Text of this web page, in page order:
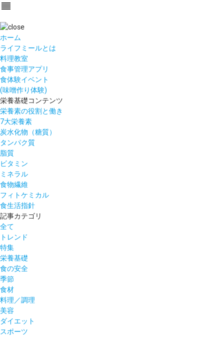
reorder
ホーム
ライフミールとは
料理教室
食事管理アプリ
食体験イベント
(味噌作り体験)
栄養基礎コンテンツ
栄養素の役割と働き
7大栄養素
炭水化物（糖質）
タンパク質
脂質
ビタミン
ミネラル
食物繊維
フィトケミカル
食生活指針
記事カテゴリ
全て
トレンド
特集
栄養基礎
食の安全
季節
食材
料理／調理
美容
ダイエット
スポーツ